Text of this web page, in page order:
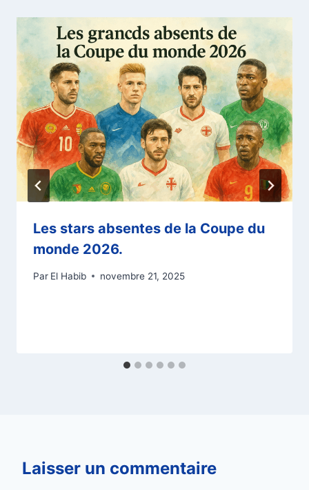
Les stars absentes de la Coupe du
monde 2026.
Par El Habib novembre 21, 2025
Laisser un commentaire